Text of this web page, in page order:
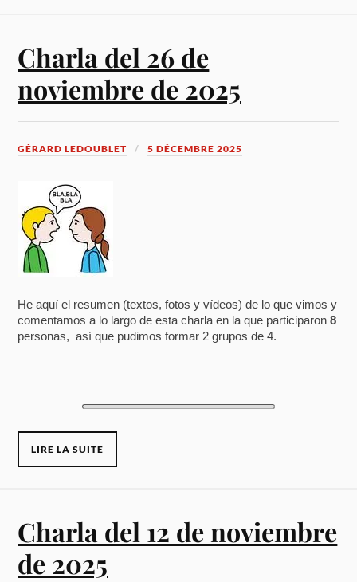
Charla del 26 de
noviembre de 2025
GÉRARD LEDOUBLET 5 DÉCEMBRE 2025
He aquí el resumen (textos, fotos y vídeos) de lo que vimos y
comentamos a lo largo de esta charla en la que participaron8
personas, así que pudimos formar 2 grupos de 4.
LIRE LA SUITE
Charla del 12 de noviembre
de 2025